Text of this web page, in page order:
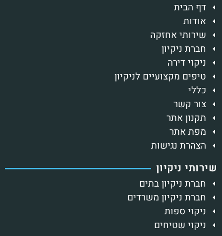
דף הבית
אודות
שירותי אחזקה
חברת ניקיון
ניקוי דירה
טיפים מקצועיים לניקיון
כללי
צור קשר
תקנון אתר
מפת אתר
הצהרת נגישות
שירותי ניקיון
חברת ניקיון בתים
חברת ניקיון משרדים
ניקוי ספות
ניקוי שטיחים